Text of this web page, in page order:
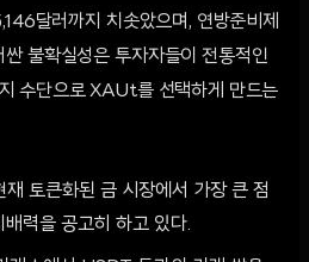
달러까지 치솟았으며, 연방준비제
불확실성은 투자자들이 전통적인
수단으로 XAUt를 선택하게 만드는
토큰화된 금 시장에서 가장 큰 점
력을 공고히 하고 있다.